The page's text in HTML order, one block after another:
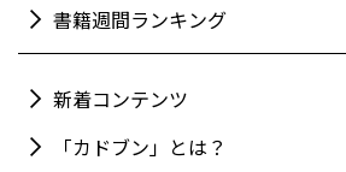
書籍週間ランキング
新着コンテンツ
「カドブン」とは？